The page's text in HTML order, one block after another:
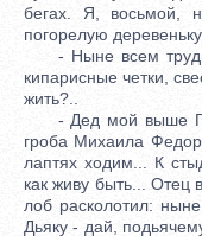
бегах. Я, восьмой,
погорелую
- Ныне всем
кипарисные четки,
жить?..
- Дед мой выше
гроба Михаила
лаптях ходим... К
как живу быть... Отец
лоб расколотил:
Дьяку - дай,